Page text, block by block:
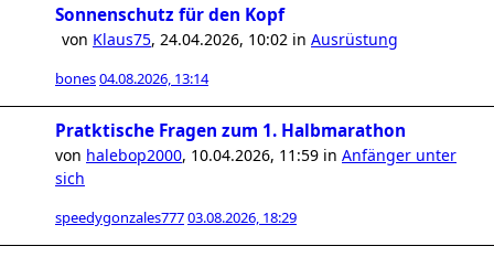
Sonnenschutz für den Kopf
von Klaus75, 24.04.2026, 10:02 in Ausrüstung
bones04.08.2026, 13:14
Pratktische Fragen zum 1. Halbmarathon
von halebop2000, 10.04.2026, 11:59 in Anfänger unter
sich
speedygonzales77703.08.2026, 18:29